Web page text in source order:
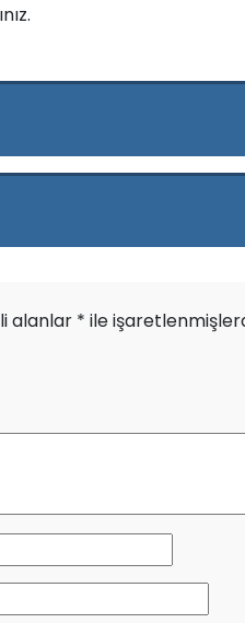
alanlar * ile